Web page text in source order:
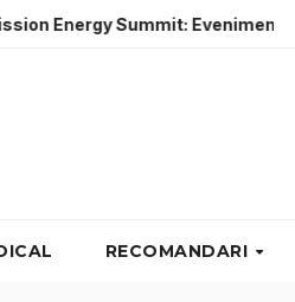
Evenimente energie
RECOMANDARI